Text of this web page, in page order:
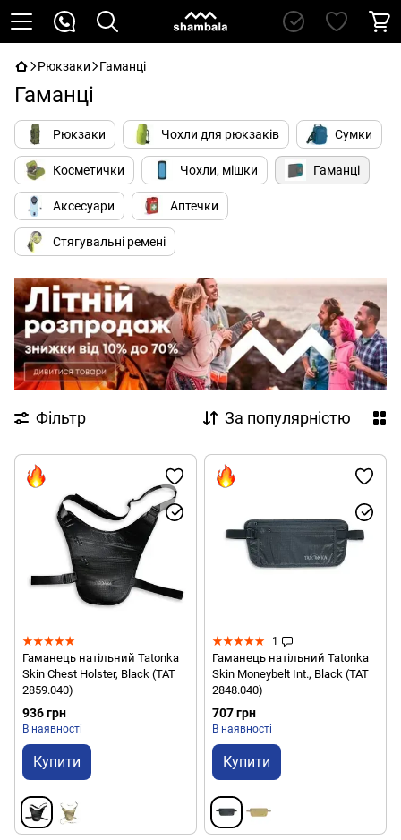
Рюкзаки Гаманці
Гаманці
Рюкзаки Чохли для рюкзаків Сумки
Косметички Чохли, мішки Гаманці
Аксесуари Аптечки
Стягувальні ремені
Фільтр За популярністю
Гаманець натільний Tatonka
Skin Chest Holster, Black (TAT
2859.040)
936 грн
В наявності
Купити
1
Гаманець натільний Tatonka
Skin Moneybelt Int., Black (TAT
2848.040)
707 грн
В наявності
Купити